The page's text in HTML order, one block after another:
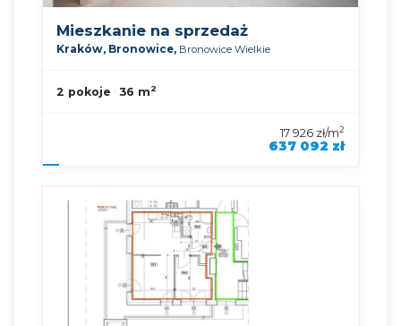
symbol oferty
Mieszkanie na sprzedaż
Kraków, Bronowice, Bronowice Wielkie
2 pokoje 36 m2
17 926 zł/m2
637 092 zł